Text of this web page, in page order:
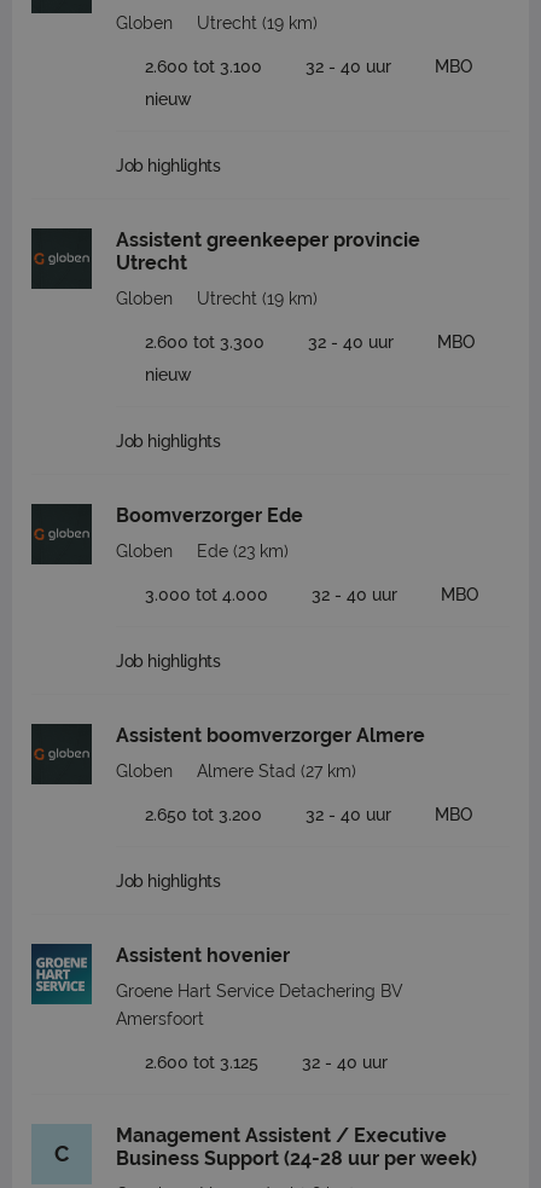
Globen Utrecht (19 km)
2.600 tot 3.100 32 - 40 uur
MBO
nieuw
Job highlights
Assistent greenkeeper provincie
Utrecht
Globen Utrecht (19 km)
2.600 tot 3.300 32 - 40 uur
MBO
nieuw
Job highlights
Boomverzorger Ede
Globen Ede (23 km)
3.000 tot 4.000 32 - 40 uur MBO
Job highlights
Assistent boomverzorger Almere
Globen Almere Stad (27 km)
2.650 tot 3.200 32 - 40 uur MBO
Job highlights
Assistent hovenier
Groene Hart Service Detachering BV
Amersfoort
2.600 tot 3.125 32 - 40 uur
C
Management Assistent / Executive
Business Support (24-28 uur per week)